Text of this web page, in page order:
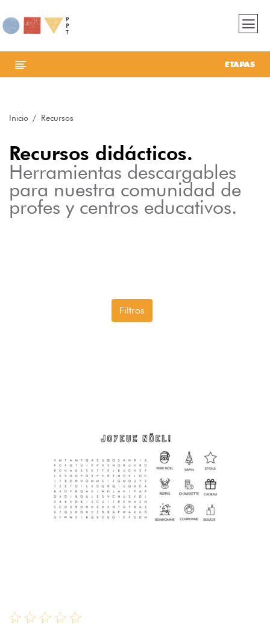
ETAPAS
Inicio Recursos
Recursos didácticos.
Herramientas descargables
para nuestra comunidad de
profes y centros educativos.
Filtros